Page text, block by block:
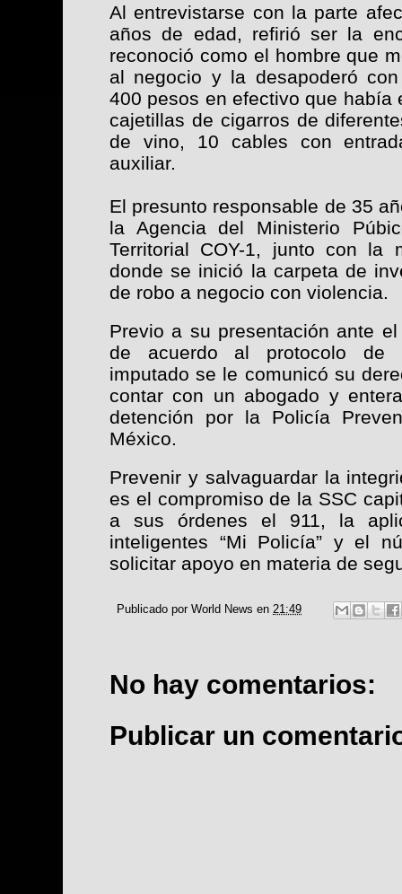
Al entrevistarse con la parte
años de edad, refirió ser la
reconoció como el hombre que
al negocio y la desapoderó
400 pesos en efectivo que había
cajetillas de cigarros de
de vino, 10 cables con
auxiliar.
El presunto responsable de 35
la Agencia del Ministerio
Territorial COY-1, junto con la
donde se inició la carpeta de
de robo a negocio con violencia.
Previo a su presentación ante
de acuerdo al protocolo de
imputado se le comunicó su
contar con un abogado y
detención por la Policía
México.
Prevenir y salvaguardar la
es el compromiso de la SSC
a sus órdenes el 911, la
inteligentes “Mi Policía” y el
solicitar apoyo en materia de
Publicado por World News en 21:49
No hay comentarios:
Publicar un